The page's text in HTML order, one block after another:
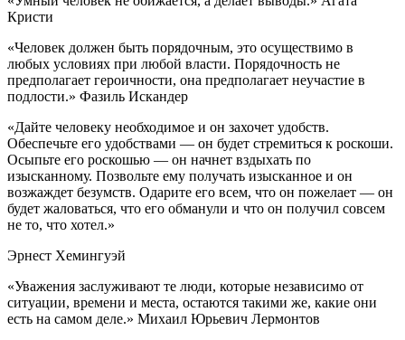
Кристи
«Человек должен быть порядочным, это осуществимо в
любых условиях при любой власти. Порядочность не
предполагает героичности, она предполагает неучастие в
подлости.» Фазиль Искандер
«Дайте человеку необходимое и он захочет удобств.
Обеспечьте его удобствами — он будет стремиться к роскоши.
Осыпьте его роскошью — он начнет вздыхать по
изысканному. Позвольте ему получать изысканное и он
возжаждет безумств. Одарите его всем, что он пожелает — он
будет жаловаться, что его обманули и что он получил совсем
не то, что хотел.»
Эрнест Хемингуэй
«Уважения заслуживают те люди, которые независимо от
ситуации, времени и места, остаются такими же, какие они
есть на самом деле.» Михаил Юрьевич Лермонтов